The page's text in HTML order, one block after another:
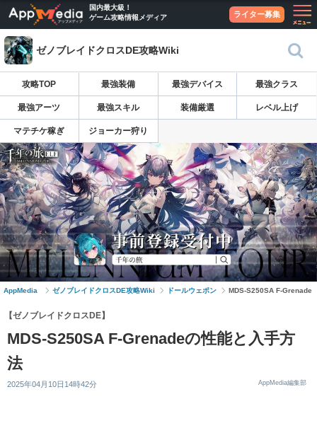
国内最大級！
ゲーム攻略情報メディア
ライター募集
ゼノブレイドクロスDE攻略Wiki
攻略TOP 最強装備 最強デバイス 最強クラス
最強アーツ 最強スキル 装備厳選 レベル上げ
マテチケ稼ぎ ジョーカー狩り
AppMedia ゼノブレイドクロスDE攻略Wiki ドールウェポン MDS-S250SA F-Grenade
【ゼノブレイドクロスDE】
MDS-S250SA F-Grenadeの性能と入手方
法
2025年04月10日14時42分 AppMedia編集部